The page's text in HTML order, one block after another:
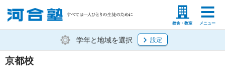
校舎・教室 メニュー
塾生の方 高等学校の先生
学年と地域を選択 設定
京都校